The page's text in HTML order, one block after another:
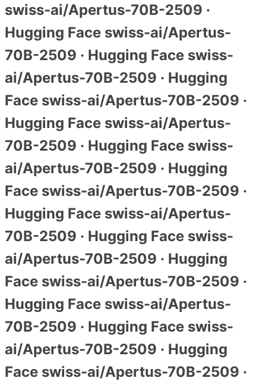
swiss-ai/Apertus-70B-2509 ·
Hugging Face swiss-ai/Apertus-
70B-2509 · Hugging Face swiss-
ai/Apertus-70B-2509 · Hugging
Face swiss-ai/Apertus-70B-2509 ·
Hugging Face swiss-ai/Apertus-
70B-2509 · Hugging Face swiss-
ai/Apertus-70B-2509 · Hugging
Face swiss-ai/Apertus-70B-2509 ·
Hugging Face swiss-ai/Apertus-
70B-2509 · Hugging Face swiss-
ai/Apertus-70B-2509 · Hugging
Face swiss-ai/Apertus-70B-2509 ·
Hugging Face swiss-ai/Apertus-
70B-2509 · Hugging Face swiss-
ai/Apertus-70B-2509 · Hugging
Face swiss-ai/Apertus-70B-2509 ·